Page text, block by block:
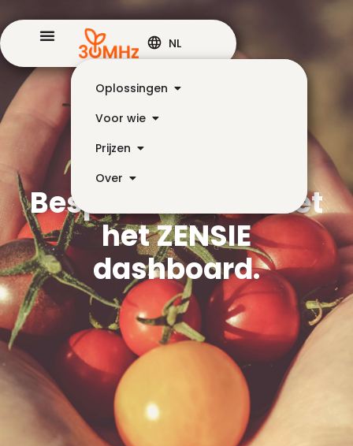
Oplossingen
Voor wie
Prijzen
Over
NL
Bespaar kosten met
het ZENSIE
dashboard.